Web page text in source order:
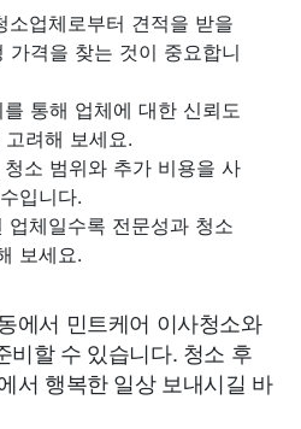
소업체로부터 견적을 받을
가격을 찾는 것이 중요합니
통해 업체에 대한 신뢰도
려해 보세요.
소 범위와 추가 비용을 사
입니다.
업체일수록 전문성과 청소
보세요.
에서 민트케어 이사청소와
비할 수 있습니다. 청소 후
서 행복한 일상 보내시길 바